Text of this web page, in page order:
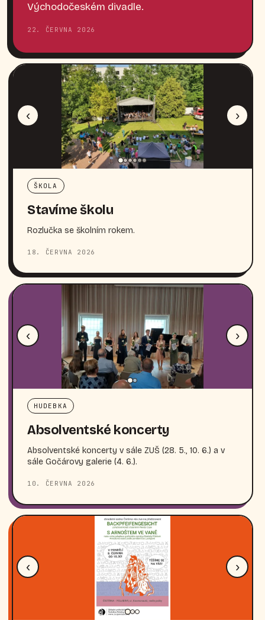
Východočeském divadle.
22. ČERVNA 2026
‹ ›
ŠKOLA
Stavíme školu
Rozlučka se školním rokem.
18. ČERVNA 2026
‹ ›
HUDEBKA
Absolventské koncerty
Absolventské koncerty v sále ZUŠ (28. 5., 10. 6.) a v
sále Gočárovy galerie (4. 6.).
10. ČERVNA 2026
‹ ›